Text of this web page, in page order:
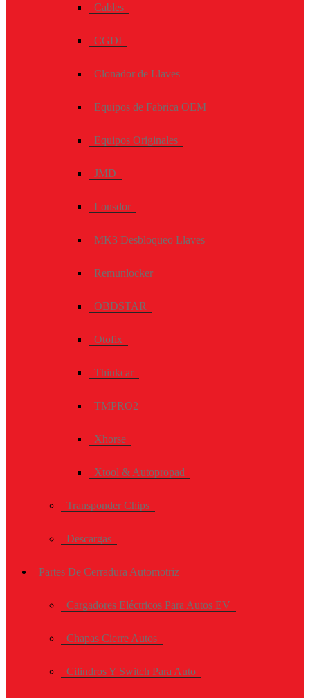
Cables
CGDI
Clonador de Llaves
Equipos de Fabrica OEM
Equipos Originales
JMD
Lonsdor
MK3 Desbloqueo Llaves
Remunlocker
OBDSTAR
Otofix
Thinkcar
TMPRO2
Xhorse
Xtool & Autopropad
Transponder Chips
Descargas
Partes De Cerradura Automotriz
Cargadores Eléctricos Para Autos EV
Chapas Cierre Autos
Cilindros Y Switch Para Auto